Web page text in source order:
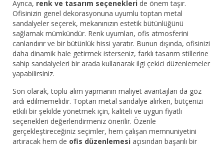
Ayrıca, renk ve tasarım seçenekleri de önem taşır.
Ofisinizin genel dekorasyonuna uyumlu toptan metal
sandalyeler seçerek, mekanınızın estetik bütünlüğünü
sağlamak mümkündür. Renk uyumları, ofis atmosferini
canlandırır ve bir bütünlük hissi yaratır. Bunun dışında, ofisinizi
daha dinamik hale getirmek isterseniz, farklı tasarım stillerine
sahip sandalyeleri bir arada kullanarak ilgi çekici düzenlemeler
yapabilirsiniz.
Son olarak, toplu alım yapmanın maliyet avantajları da göz
ardı edilmemelidir. Toptan metal sandalye alırken, bütçenizi
etkili bir şekilde yönetmek için, kaliteli ve uygun fiyatlı
seçenekleri değerlendirmeniz önerilir. Özenle
gerçekleştireceğiniz seçimler, hem çalışan memnuniyetini
artıracak hem de ofis düzenlemesi açısından başarılı bir